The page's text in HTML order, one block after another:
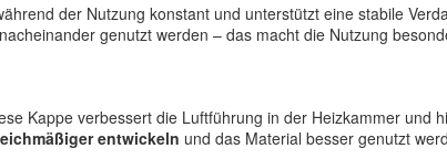
der Nutzung konstant und unterstützt eine stabile
genutzt werden – das macht die Nutzung
Kappe verbessert die Luftführung in der Heizkammer und
entwickeln und das Material besser genutzt